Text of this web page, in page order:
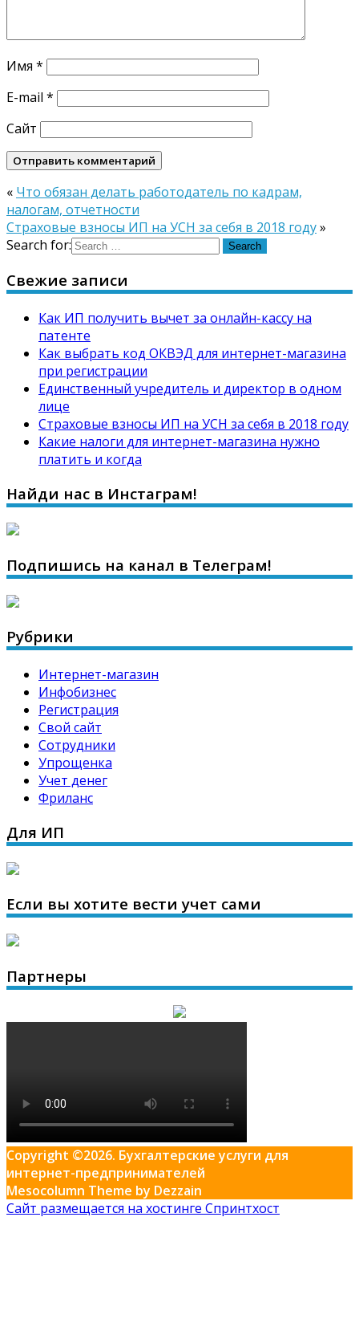
Имя *
E-mail *
Сайт
« Что обязан делать работодатель по кадрам,
налогам, отчетности
Страховые взносы ИП на УСН за себя в 2018 году»
Search for:
Свежие записи
Как ИП получить вычет за онлайн-кассу на
патенте
Как выбрать код ОКВЭД для интернет-магазина
при регистрации
Единственный учредитель и директор в одном
лице
Страховые взносы ИП на УСН за себя в 2018 году
Какие налоги для интернет-магазина нужно
платить и когда
Найди нас в Инстаграм!
Подпишись на канал в Телеграм!
Рубрики
Интернет-магазин
Инфобизнес
Регистрация
Свой сайт
Сотрудники
Упрощенка
Учет денег
Фриланс
Для ИП
Если вы хотите вести учет сами
Партнеры
Copyright ©2026. Бухгалтерские услуги для
интернет-предпринимателей
Mesocolumn Theme by Dezzain
Сайт размещается на хостинге Спринтхост